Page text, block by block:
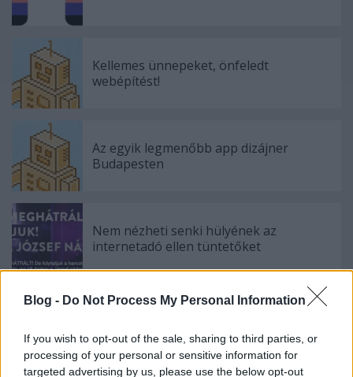
Blog - Do Not Process My Personal Information
If you wish to opt-out of the sale, sharing to third parties, or
processing of your personal or sensitive information for
targeted advertising by us, please use the below opt-out
Kellemes ünnepeket, önfeledt
webépítést!
Az egyik legmenőbb app dizájner
Budapesten
Nem nézheti senki hülyének az
internetadó ellen tüntetőket
A hozzászóláshoz be kell lépned!